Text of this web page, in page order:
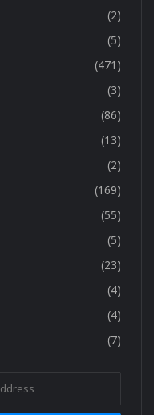
(2)
(5)
(471)
(3)
(86)
(13)
(2)
(169)
(55)
(5)
(23)
(4)
(4)
(7)